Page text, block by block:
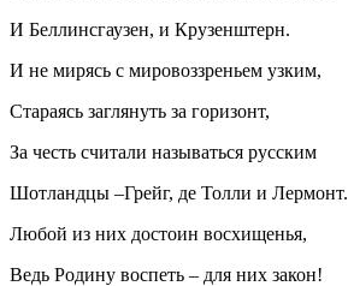
И Беллинсгаузен, и Крузенштерн.
И не мирясь с мировоззреньем узким,
Стараясь заглянуть за горизонт,
За честь считали называться русским
Шотландцы –Грейг, де Толли и Лермонт.
Любой из них достоин восхищенья,
Ведь Родину воспеть – для них закон!